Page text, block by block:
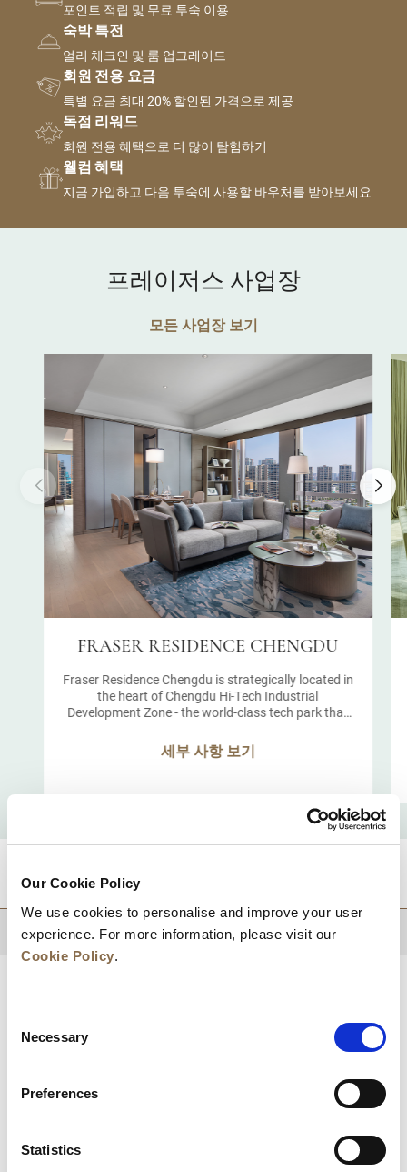
Our Cookie Policy
We use cookies to personalise and improve your user
experience. For more information, please visit our
Cookie Policy.
Selection
Necessary
Preferences
Statistics
포인트 적립 및 무료 투숙 이용
숙박 특전
얼리 체크인 및 룸 업그레이드
회원 전용 요금
특별 요금 최대 20% 할인된 가격으로 제공
독점 리워드
회원 전용 혜택으로 더 많이 탐험하기
웰컴 혜택
지금 가입하고 다음 투숙에 사용할 바우처를 받아보세요
프레이저스 사업장
모든 사업장 보기
FRASER RESIDENCE CHENGDU
Fraser Residence Chengdu is strategically located in
the heart of Chengdu Hi-Tech Industrial
Development Zone - the world-class tech park that
developing cities.
세부 사항 보기
적지
상단으로 돌아가기